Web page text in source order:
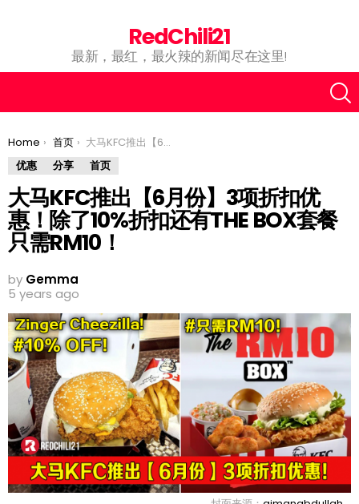
RedChili21
最新，最红，最火辣的新闻尽在这里!
You are here:
Home 首页
大马KFC推出【6月份】3项折扣优惠！除了10%折扣还有THE BOX套餐只需RM10！
优惠
分享 首页
大马KFC推出【6月份】3项折扣优
惠！除了10%折扣还有THE BOX套餐
只需RM10！
by Gemma
5 years ago